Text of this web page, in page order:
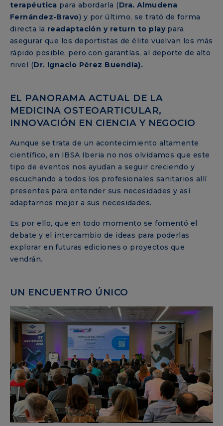
terapéutica para abordarla (Dra. Almudena
Fernández-Bravo) y por último, se trató de forma
directa la readaptación y return to playpara
asegurar que los deportistas de élite vuelvan los más
rápido posible, pero con garantías, al deporte de alto
nivel (Dr. Ignacio Pérez Buendía).
EL PANORAMA ACTUAL DE LA
MEDICINA OSTEOARTICULAR,
INNOVACIÓN EN CIENCIA Y NEGOCIO
Aunque se trata de un acontecimiento altamente
científico, en IBSA Iberia no nos olvidamos que este
tipo de eventos nos ayudan a seguir creciendo y
escuchando a todos los profesionales sanitarios allí
presentes para entender sus necesidades y así
adaptarnos mejor a sus necesidades.
Es por ello, que en todo momento se fomentó el
debate y el intercambio de ideas para poderlas
explorar en futuras ediciones o proyectos que
vendrán.
UN ENCUENTRO ÚNICO